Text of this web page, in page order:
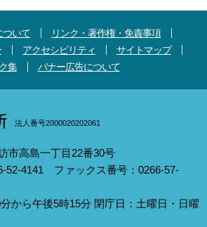
ついて
リンク・著作権・免責事項
アクセシビリティ
サイトマップ
集
バナー広告について
法人番号2000020202061
市高島一丁目22番30号
52-4141 ファックス番号：0266-57-
から午後5時15分 閉庁日：土曜日・日曜